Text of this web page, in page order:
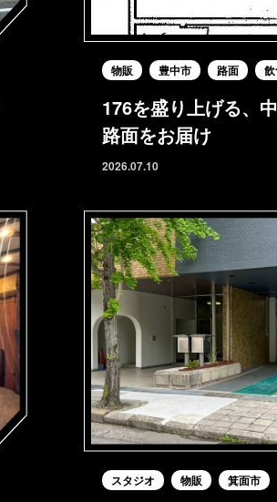
物販 豊中市 路面
176を盛り上げる、
路面をお届け
2026.07.10
スタジオ 物販 箕面市